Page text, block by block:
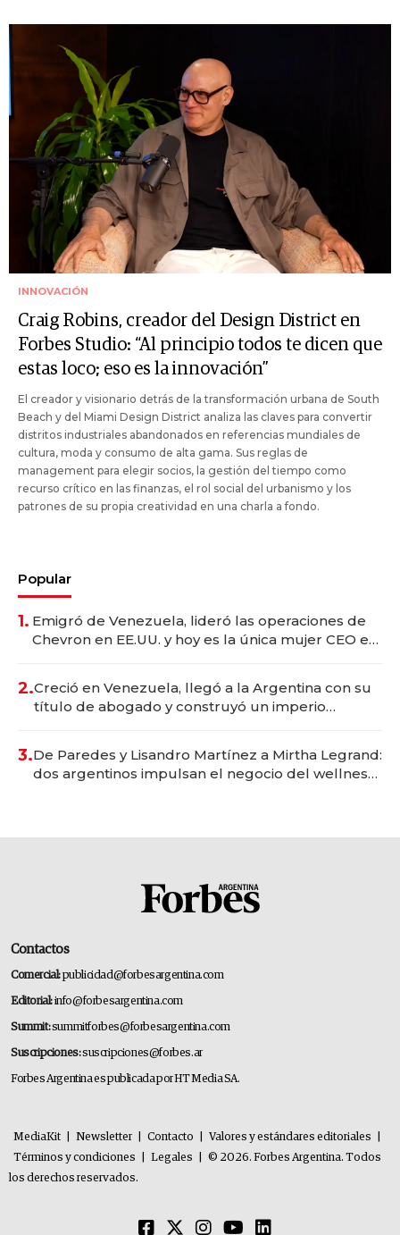
INNOVACIÓN
Craig Robins, creador del Design District en
Forbes Studio: “Al principio todos te dicen que
estas loco; eso es la innovación”
El creador y visionario detrás de la transformación urbana de South
Beach y del Miami Design District analiza las claves para convertir
distritos industriales abandonados en referencias mundiales de
cultura, moda y consumo de alta gama. Sus reglas de
management para elegir socios, la gestión del tiempo como
recurso crítico en las finanzas, el rol social del urbanismo y los
patrones de su propia creatividad en una charla a fondo.
Popular
1. Emigró de Venezuela, lideró las operaciones de
Chevron en EE.UU. y hoy es la única mujer CEO en
2.Creció en Venezuela, llegó a la Argentina con su
título de abogado y construyó un imperio
3.De Paredes y Lisandro Martínez a Mirtha Legrand:
dos argentinos impulsan el negocio del wellness
Contactos
Comercial:publicidad@forbesargentina.com
Editorial:info@forbesargentina.com
Summit:summitforbes@forbesargentina.com
Suscripciones:suscripciones@forbes.ar
Forbes Argentina es publicada por HT Media SA.
MediaKit Newsletter Contacto Valores y estándares editoriales
Términos y condiciones
Legales
© 2026. Forbes Argentina. Todos
los derechos reservados.